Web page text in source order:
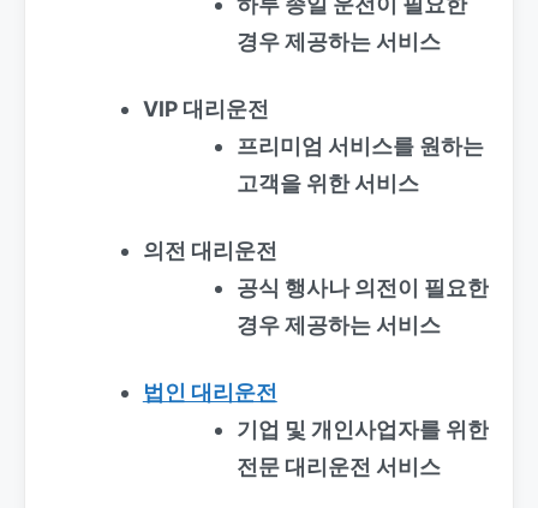
경우 제공하는 서비스
VIP 대리운전
프리미엄 서비스를 원하는
고객을 위한 서비스
의전 대리운전
공식 행사나 의전이 필요한
경우 제공하는 서비스
법인 대리운전
기업 및 개인사업자를 위한
전문 대리운전 서비스